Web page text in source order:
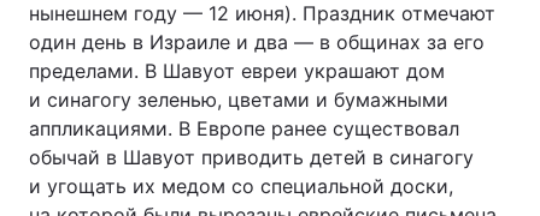
нынешнем году — 12 июня). Праздник отмечают
один день в Израиле и два — в общинах за его
пределами. В Шавуот евреи украшают дом
и синагогу зеленью, цветами и бумажными
аппликациями. В Европе ранее существовал
обычай в Шавуот приводить детей в синагогу
и угощать их медом со специальной доски,